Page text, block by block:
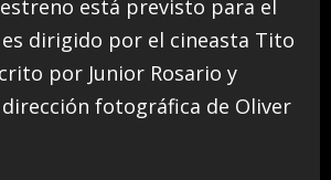
está previsto para el
dirigido por el cineasta Tito
por Junior Rosario y
fotográfica de Oliver